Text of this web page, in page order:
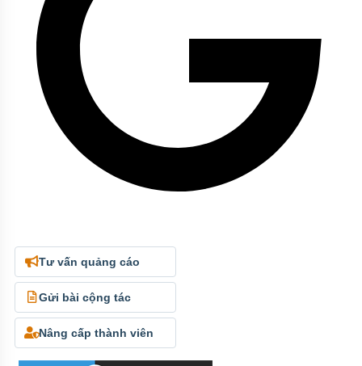
Tư vấn quảng cáo
Gửi bài cộng tác
Nâng cấp thành viên